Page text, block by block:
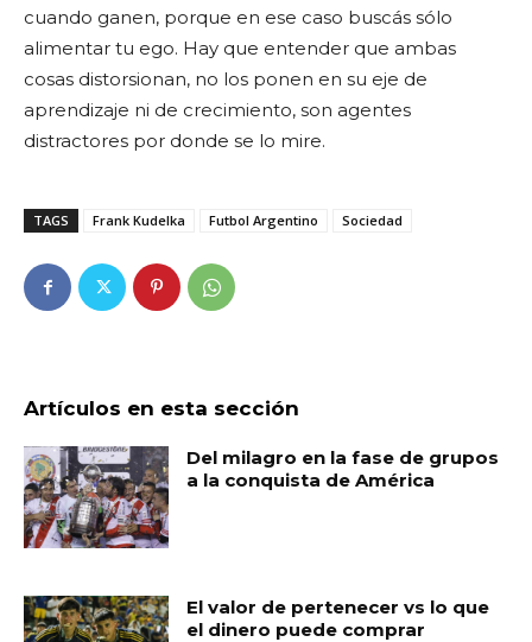
cuando ganen, porque en ese caso buscás sólo
alimentar tu ego. Hay que entender que ambas
cosas distorsionan, no los ponen en su eje de
aprendizaje ni de crecimiento, son agentes
distractores por donde se lo mire.
TAGS Frank Kudelka Futbol Argentino Sociedad
Artículos en esta sección
Del milagro en la fase de grupos
a la conquista de América
El valor de pertenecer vs lo que
el dinero puede comprar